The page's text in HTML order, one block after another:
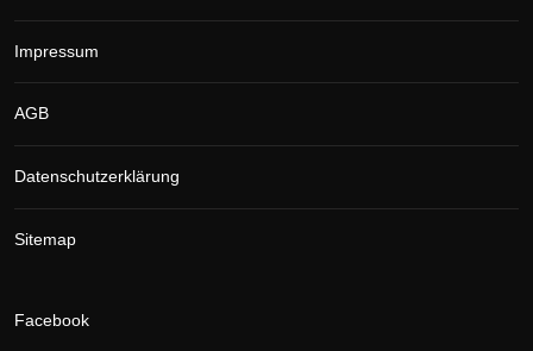
Impressum
AGB
Datenschutzerklärung
Sitemap
Facebook